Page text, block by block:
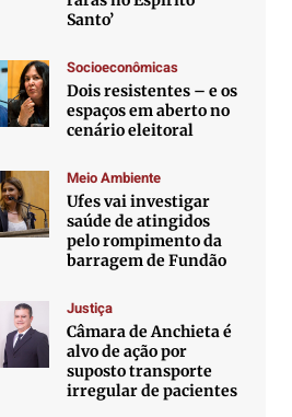
Santo’
Socioeconômicas
Dois resistentes – e os
espaços em aberto no
cenário eleitoral
Meio Ambiente
Ufes vai investigar
saúde de atingidos
pelo rompimento da
barragem de Fundão
Justiça
Câmara de Anchieta é
alvo de ação por
suposto transporte
irregular de pacientes